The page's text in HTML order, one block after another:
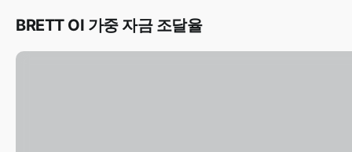
BRETT OI 가중 자금 조달율